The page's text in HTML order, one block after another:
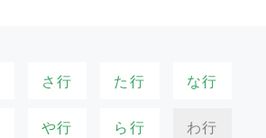
さ行 た行 な行
や行 ら行 わ行